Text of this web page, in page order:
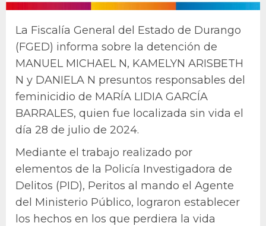
La Fiscalía General del Estado de Durango
(FGED) informa sobre la detención de
MANUEL MICHAEL N, KAMELYN ARISBETH
N y DANIELA N presuntos responsables del
feminicidio de MARÍA LIDIA GARCÍA
BARRALES, quien fue localizada sin vida el
día 28 de julio de 2024.
Mediante el trabajo realizado por
elementos de la Policía Investigadora de
Delitos (PID), Peritos al mando el Agente
del Ministerio Público, lograron establecer
los hechos en los que perdiera la vida